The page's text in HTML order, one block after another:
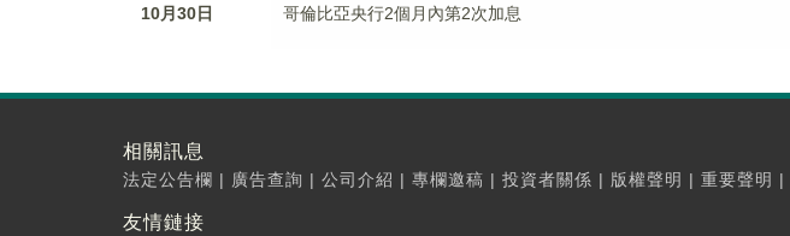
10月30日 哥倫比亞央行2個月內第2次加息
相關訊息
法定公告欄 | 廣告查詢 | 公司介紹 | 專欄邀稿 | 投資者關係 | 版權聲明 | 重要聲明 |
友情鏈接